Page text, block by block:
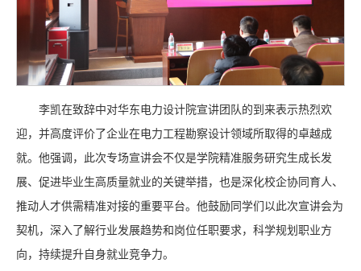
李凯在致辞中对华东电力设计院宣讲团队的到来表示热烈欢
迎，并高度评价了企业在电力工程勘察设计领域所取得的卓越成
就。他强调，此次专场宣讲会不仅是学院精准服务研究生成长发
展、促进毕业生高质量就业的关键举措，也是深化校企协同育人、
推动人才供需精准对接的重要平台。他鼓励同学们以此次宣讲会为
契机，深入了解行业发展趋势和岗位任职要求，科学规划职业方
向，持续提升自身就业竞争力。